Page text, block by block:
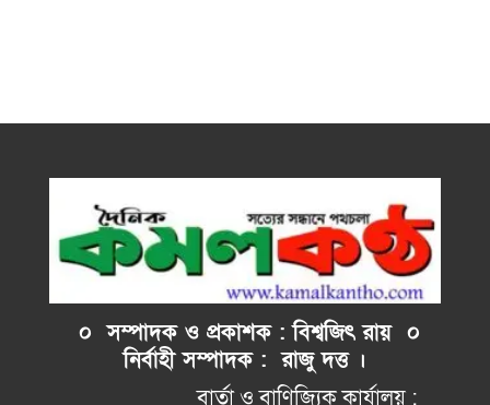
০ সম্পাদক ও প্রকাশক : বিশ্বজিৎ রায় ০
নির্বাহীসম্পাদক : রাজু দত্ত ।
বার্তা ও বাণিজ্যিক কার্যালয় :